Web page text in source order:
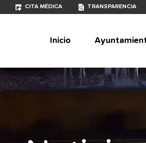
CITA MÉDICA TRANSPARENCIA
Inicio